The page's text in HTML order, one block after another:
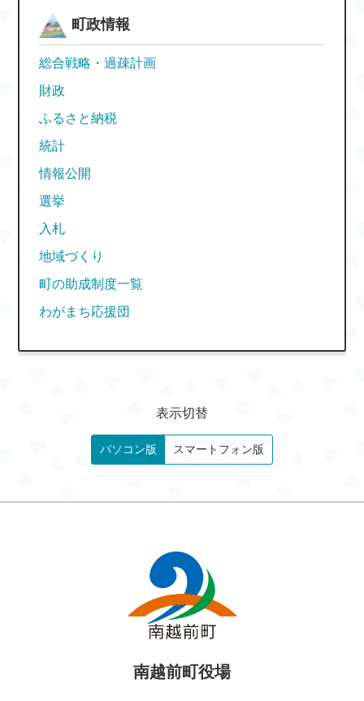
町政情報
総合戦略・過疎計画
財政
ふるさと納税
統計
情報公開
選挙
入札
地域づくり
町の助成制度一覧
わがまち応援団
表示切替
パソコン版 スマートフォン版
南越前町役場